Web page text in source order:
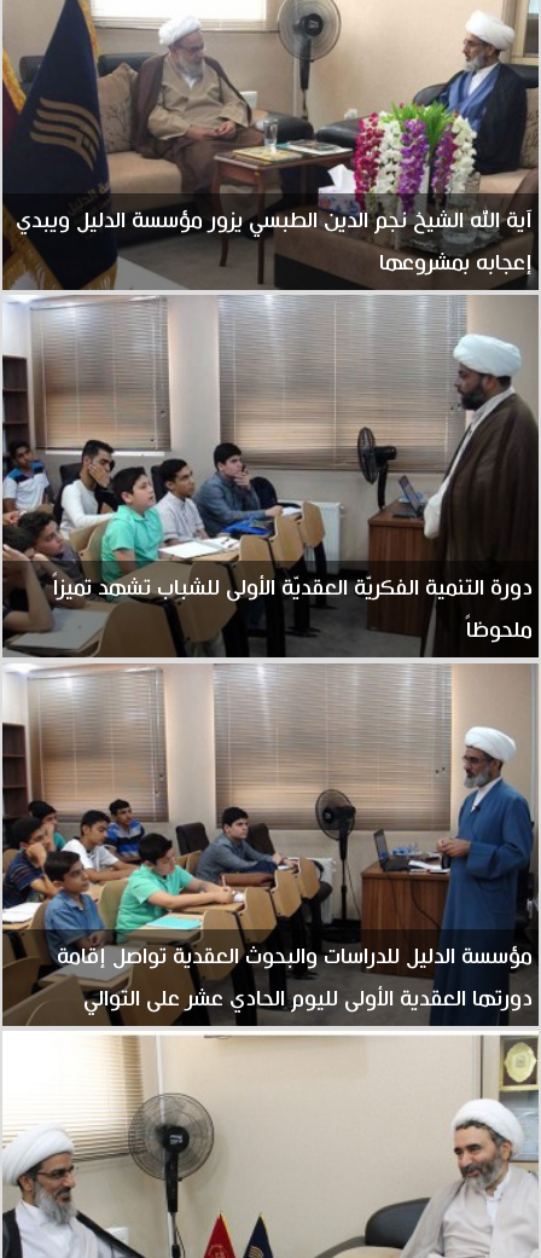
آية الله الشيخ نجم الدين الطبسي يزور مؤسسة الدليل ويبدي
إعجابه بمشروعها
دورة التنمية الفكريّة العقديّة الأولى للشباب تشهد تميزاً
ملحوظاً
مؤسسة الدليل للدراسات والبحوث العقدية تواصل إقامة
دورتها العقدية الأولى لليوم الحادي عشر على التوالي